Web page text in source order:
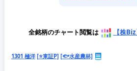
全銘柄のチャート閲覧は 【株
1301 極洋 [⭐東証P] [🐟水産農林]